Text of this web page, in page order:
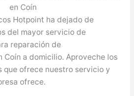
en Coín
Hotpoint ha dejado de
del mayor servicio de
reparación de
Coín a domicilio. Aproveche los
que ofrece nuestro servicio y
ofrece.